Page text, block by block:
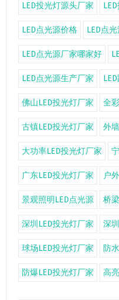
LED投光灯源头厂家
LED点光源价格 LED点
LED点光源厂家哪家好
LED点光源生产厂家
佛山LED投光灯厂家 全
古镇LED投光灯厂家 外
大功率LED投光灯厂家
广东LED投光灯厂家 户
景观照明LED点光源 桥
深圳LED投光灯厂家 深
球场LED投光灯厂家 防
防爆LED投光灯厂家 高